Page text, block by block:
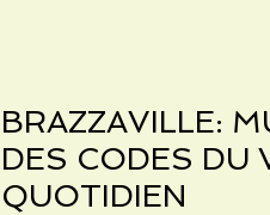
BRAZZAVILLE:
DES CODES DU
QUOTIDIEN